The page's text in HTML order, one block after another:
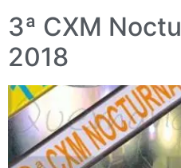
3ª CXM
2018